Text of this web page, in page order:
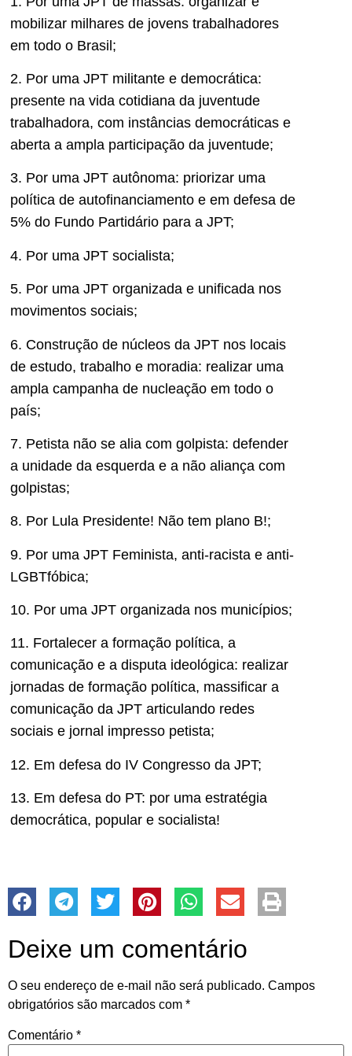
mobilizar milhares de jovens trabalhadores
em todo o Brasil;
2. Por uma JPT militante e democrática:
presente na vida cotidiana da juventude
trabalhadora, com instâncias democráticas e
aberta a ampla participação da juventude;
3. Por uma JPT autônoma: priorizar uma
política de autofinanciamento e em defesa de
5% do Fundo Partidário para a JPT;
4. Por uma JPT socialista;
5. Por uma JPT organizada e unificada nos
movimentos sociais;
6. Construção de núcleos da JPT nos locais
de estudo, trabalho e moradia: realizar uma
ampla campanha de nucleação em todo o
país;
7. Petista não se alia com golpista: defender
a unidade da esquerda e a não aliança com
golpistas;
8. Por Lula Presidente! Não tem plano B!;
9. Por uma JPT Feminista, anti-racista e anti-
LGBTfóbica;
10. Por uma JPT organizada nos municípios;
11. Fortalecer a formação política, a
comunicação e a disputa ideológica: realizar
jornadas de formação política, massificar a
comunicação da JPT articulando redes
sociais e jornal impresso petista;
12. Em defesa do IV Congresso da JPT;
13. Em defesa do PT: por uma estratégia
democrática, popular e socialista!
Deixe um comentário
O seu endereço de e-mail não será publicado. Campos
obrigatórios são marcados com *
Comentário *